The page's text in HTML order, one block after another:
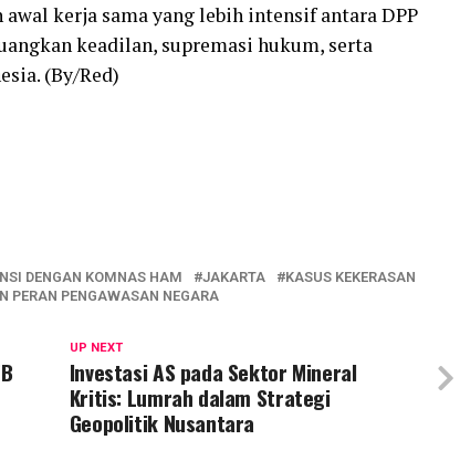
kerja sama yang lebih intensif antara DPP
keadilan, supremasi hukum, serta
(By/Red)
DENGAN KOMNAS HAM JAKARTA
KASUS KEKERASAN
PERAN PENGAWASAN NEGARA
UP NEXT
Investasi AS pada Sektor Mineral
Kritis: Lumrah dalam Strategi
Geopolitik Nusantara